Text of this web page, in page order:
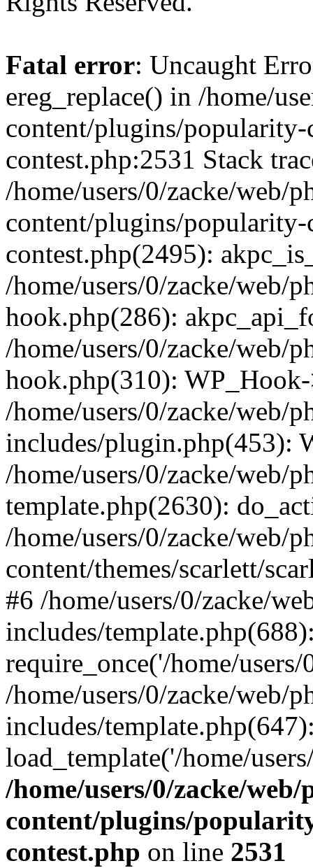
Fatal error: Uncaught
ereg_replace() in /home/
content/plugins/
contest.php:2531 Stack
/home/users/0/zacke/web/
content/plugins/
contest.php(2495):
/home/users/0/zacke/web/
hook.php(286):
/home/users/0/zacke/web/
hook.php(310):
/home/users/0/zacke/web/
includes/plugin.php(453):
/home/users/0/zacke/web/
template.php(2630):
/home/users/0/zacke/web/
content/themes/scarlett/
#6 /home/users/0/zacke/
includes/
require_once('/home/
/home/users/0/zacke/web/
includes/
load_template('/home/
/home/users/0/zacke/
content/plugins/
contest.php on line 2531